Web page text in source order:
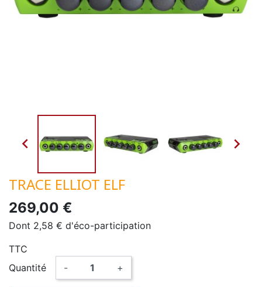
 
TRACE ELLIOT ELF
269,00 €
Dont 2,58 € d'éco-participation
TTC
Quantité
- +